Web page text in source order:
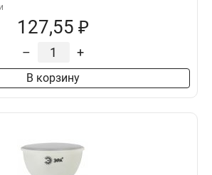
127,55 ₽
– +
В корзину